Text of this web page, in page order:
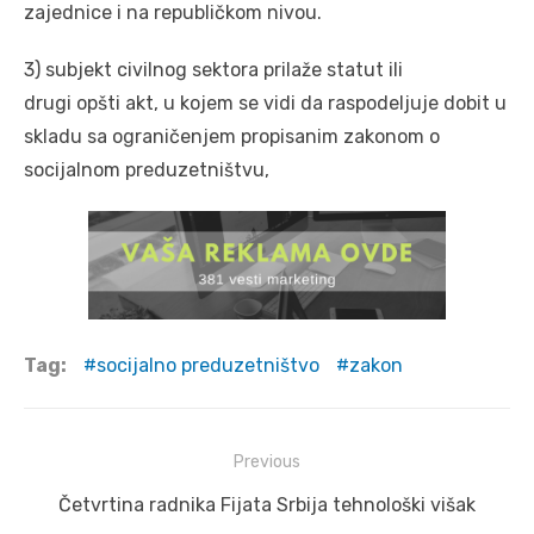
zajednice i na republičkom nivou.
3) subjekt civilnog sektora prilaže statut ili
drugi opšti akt, u kojem se vidi da raspodeljuje dobit u
skladu sa ograničenjem propisanim zakonom o
socijalnom preduzetništvu,
Tag: socijalno preduzetništvo zakon
navigation
Previous
Previous
Četvrtina radnika Fijata Srbija tehnološki višak